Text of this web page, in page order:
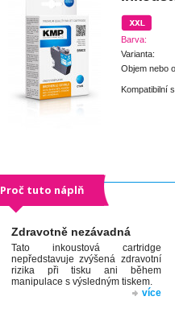
Barva:
Varianta:
Objem nebo
Kompatibilní
Proč tuto náplň
Zdravotně nezávadná
Tato inkoustová cartridge
nepředstavuje zvýšená zdravotní
rizika při tisku ani během
manipulace s výsledným tiskem.
více